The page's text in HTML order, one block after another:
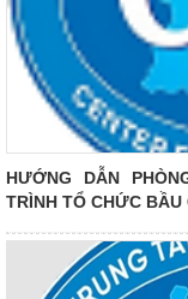
HƯỚNG DẪN
TRÌNH TỔ CHỨC BẦU